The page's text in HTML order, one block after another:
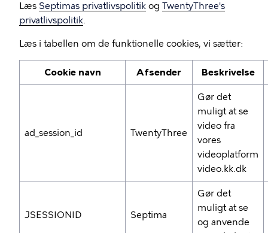
Læs Septimas privatlivspolitik og TwentyThree's
privatlivspolitik.
Læs i tabellen om de funktionelle cookies, vi sætter:
Cookie navn Afsender Beskrivelse
ad_session_id TwentyThree
Gør det
muligt at se
video fra
vores
videoplatform
video.kk.dk
JSESSIONID Septima
Gør det
muligt at se
og anvende